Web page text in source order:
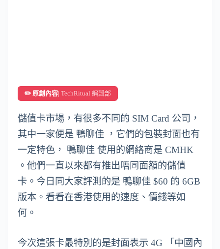
✏️ 原創內容| TechRitual 編輯部
儲值卡市場，有很多不同的 SIM Card 公司，
其中一家便是 鴨聊佳 ，它們的包裝封面也有
一定特色， 鴨聊佳 使用的網絡商是 CMHK
。他們一直以來都有推出唔同面額的儲值
卡。今日同大家評測的是 鴨聊佳 $60 的 6GB
版本。看看在香港使用的速度、價錢等如
何。
今次這張卡最特別的是封面表示 4G 「中國內